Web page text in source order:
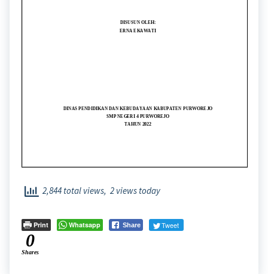
2,844 total views, 2 views today
Print Whatsapp Share Tweet
0
Shares